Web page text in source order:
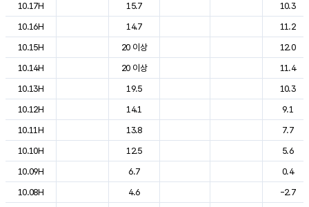
10.17H
15.7
10.3
10.16H
14.7
11.2
10.15H
20 이상
12.0
10.14H
20 이상
11.4
10.13H
19.5
10.3
10.12H
14.1
9.1
10.11H
13.8
7.7
10.10H
12.5
5.6
10.09H
6.7
0.4
10.08H
4.6
-2.7